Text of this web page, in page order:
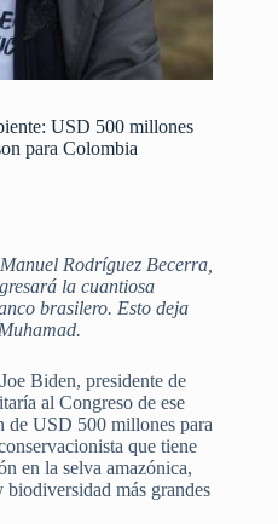
USD 500 millones
para Colombia
Rodríguez Becerra,
la cuantiosa
brasilero. Esto deja
Biden, presidente de
al Congreso de ese
de USD 500 millones para
que tiene
en la selva amazónica,
biodiversidad más grandes